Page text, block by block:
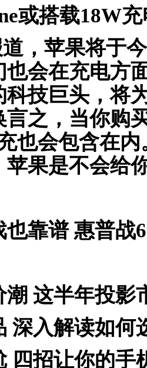
或搭载18W
苹果将于今
会在充电方
技巨头，将
之，当你购
也会包含在
果是不会给
靠谱 惠普战
这半年投影
深入解读如何
四招让你的手